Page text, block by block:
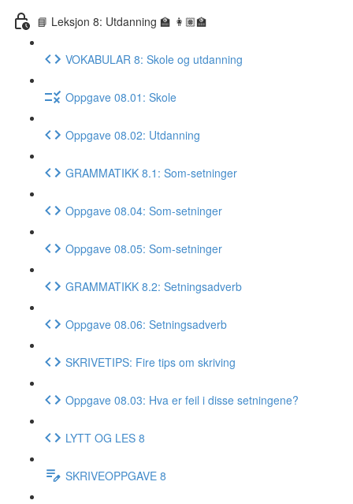
📘 Leksjon 8: Utdanning 🏫 👩🏽‍🏫
VOKABULAR 8: Skole og utdanning
Oppgave 08.01: Skole
Oppgave 08.02: Utdanning
GRAMMATIKK 8.1: Som-setninger
Oppgave 08.04: Som-setninger
Oppgave 08.05: Som-setninger
GRAMMATIKK 8.2: Setningsadverb
Oppgave 08.06: Setningsadverb
SKRIVETIPS: Fire tips om skriving
Oppgave 08.03: Hva er feil i disse setningene?
LYTT OG LES 8
SKRIVEOPPGAVE 8